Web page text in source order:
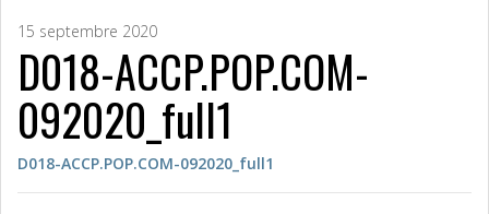
15 septembre 2020
D018-ACCP.POP.COM-
092020_full1
D018-ACCP.POP.COM-092020_full1